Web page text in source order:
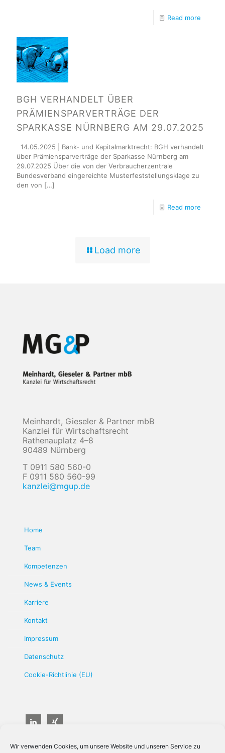
Wir verwenden Cookies, um unsere Website und unseren Service zu
Read more
BGH VERHANDELT ÜBER
PRÄMIENSPARVERTRÄGE DER
SPARKASSE NÜRNBERG AM 29.07.2025
14.05.2025 | Bank- und Kapitalmarktrecht: BGH verhandelt
über Prämiensparverträge der Sparkasse Nürnberg am
29.07.2025 Über die von der Verbraucherzentrale
Bundesverband eingereichte Musterfeststellungsklage zu
den von […]
Read more
Load more
Meinhardt, Gieseler & Partner mbB
Kanzlei für Wirtschaftsrecht
Rathenauplatz 4–8
90489 Nürnberg
T 0911 580 560-0
F 0911 580 560-99
kanzlei@mgup.de
Home
Team
Kompetenzen
News & Events
Karriere
Kontakt
Impressum
Datenschutz
Cookie-Richtlinie (EU)